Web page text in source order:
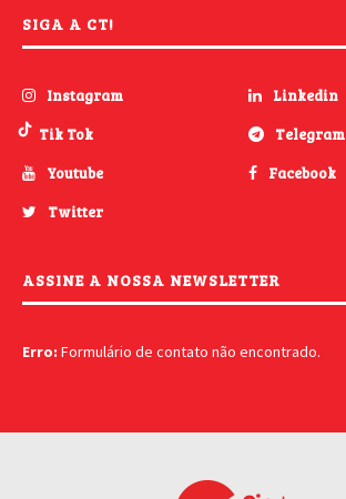
SIGA A CT!
Instagram
Linkedin
Tik Tok
Telegram
Youtube
Facebook
Twitter
ASSINE A NOSSA NEWSLETTER
Erro: Formulário de contato não encontrado.